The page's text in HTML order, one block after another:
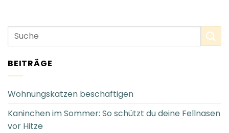
BEITRÄGE
Wohnungskatzen beschäftigen
Kaninchen im Sommer: So schützt du deine Fellnasen
vor Hitze